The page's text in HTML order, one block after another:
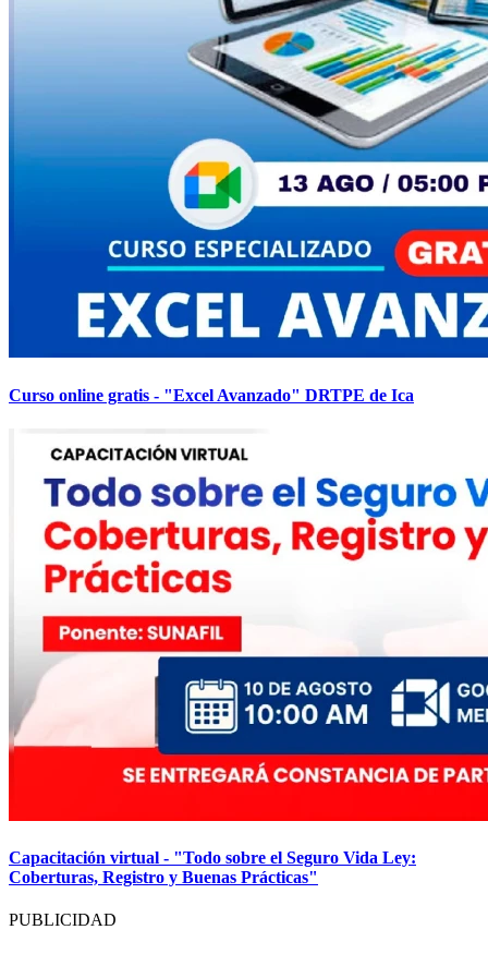
Curso online gratis - "Excel Avanzado" DRTPE de Ica
Capacitación virtual - "Todo sobre el Seguro Vida Ley:
Coberturas, Registro y Buenas Prácticas"
PUBLICIDAD